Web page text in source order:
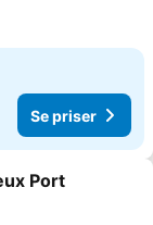
Se priser
Favoriter
Port